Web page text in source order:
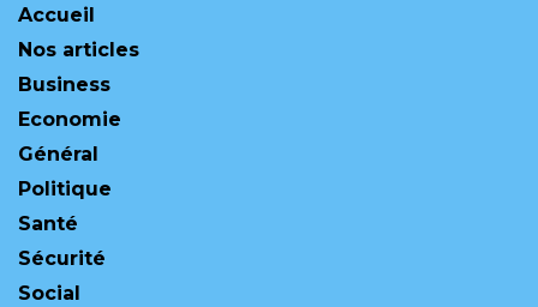
Accueil
Nos articles
Business
Economie
Général
Politique
Santé
Sécurité
Social